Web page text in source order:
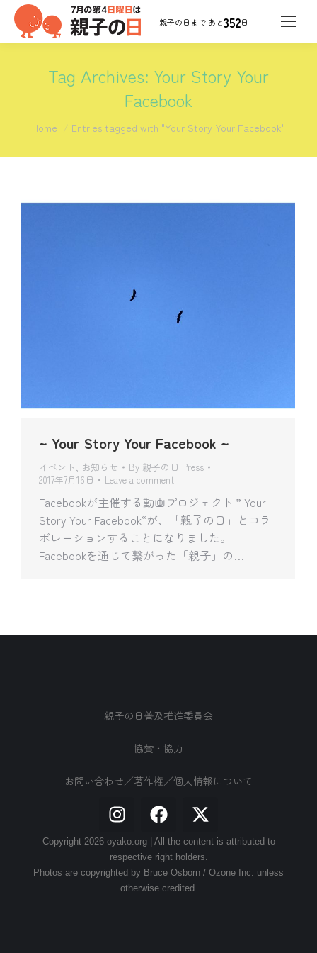
352日
Tag Archives: Your Story Your
Facebook
You are here:
Home Entries tagged with "Your Story Your Facebook"
~ Your Story Your Facebook ~
イベント , お知らせ By 親子の日 Press
2017年7月16日
Leave a comment
Facebookが主催する動画プロジェクト ” Your
Story Your Facebook“が、「親子の日」とコラ
ボレーションすることになりました。
Facebookを通じて繋がった「親子」の…
親子の日普及推進委員会
協賛・協力
お問い合わせ／著作権／個人情報について
Copyright 2026 oyako.org | All the content is attributed to
respective right holders.
Photos are copyrighted by Bruce Osborn / Ozone Inc. unless
otherwise credited.